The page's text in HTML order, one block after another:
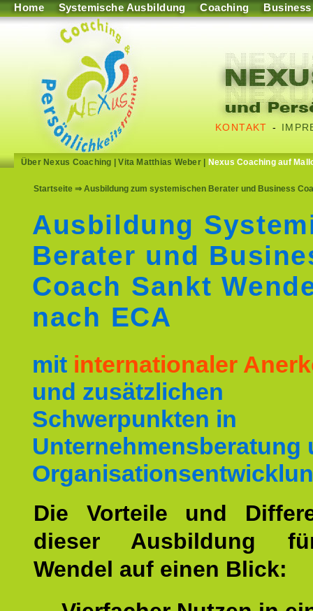
Home Systemische Ausbildung Coaching Business
KONTAKT -
Über Nexus Coaching |Vita Matthias Weber| Nexus Coaching auf
Startseite ⇒ Ausbildung zum systemischen Berater und Business
Ausbildung
Berater und
Coach Sankt
nach ECA
mit internationaler
und zusätzlichen
Schwerpunkten in
Unternehmensberatung
Die Vorteile und
dieser Ausbildung
Wendel auf einen Blick: